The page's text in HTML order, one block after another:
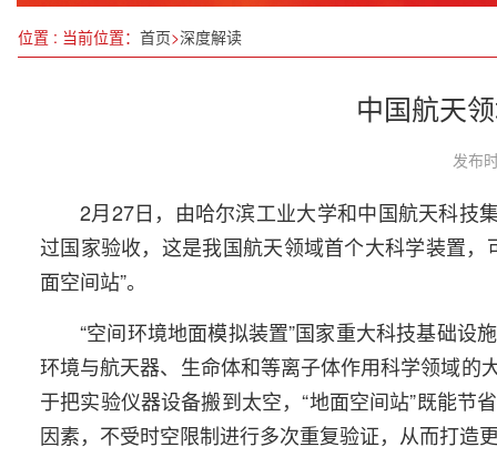
位置 : 当前位置： 首页>深度解读
中国航天
发布
2月27日，由哈尔滨工业大学和中国航天科技
过国家验收，这是我国航天领域首个大科学装置
面空间站”。
“空间环境地面模拟装置”国家重大科技基础
环境与航天器、生命体和等离子体作用科学领域的
于把实验仪器设备搬到太空，“地面空间站”既能
因素，不受时空限制进行多次重复验证，从而打造